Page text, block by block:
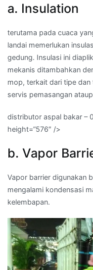
a. Insulation
terutama pada cuaca
landai memerlukan
gedung. Insulasi ini
mekanis ditambahkan
mop, terkait dari tipe
servis pemasangan
distributor aspal bakar –
height=”576″ />
b. Vapor
Vapor barrier digunakan
mengalami kondensasi
kelembapan.